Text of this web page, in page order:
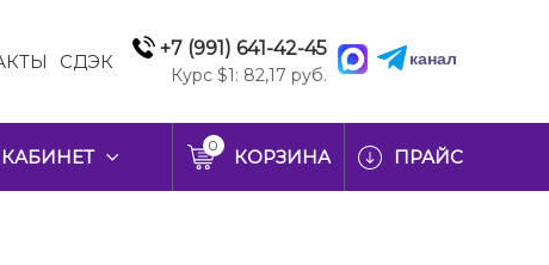
СДЭК
+7 (991) 641-42-45
Курс $1: 82,17 руб.
канал
0
КОРЗИНА ПРАЙС